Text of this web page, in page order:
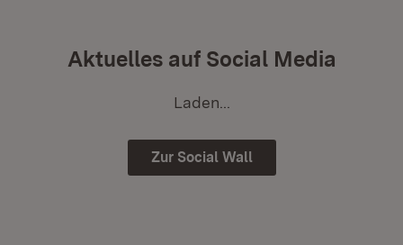
Aktuelles auf Social Media
Laden...
Zur Social Wall